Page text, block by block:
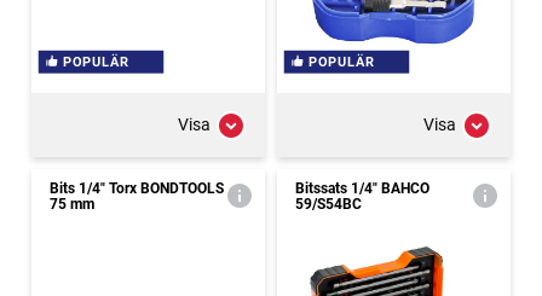
POPULÄR
Visa
POPULÄR
Visa
Bits 1/4" Torx BONDTOOLS
75 mm
Bitssats 1/4" BAHCO
59/S54BC